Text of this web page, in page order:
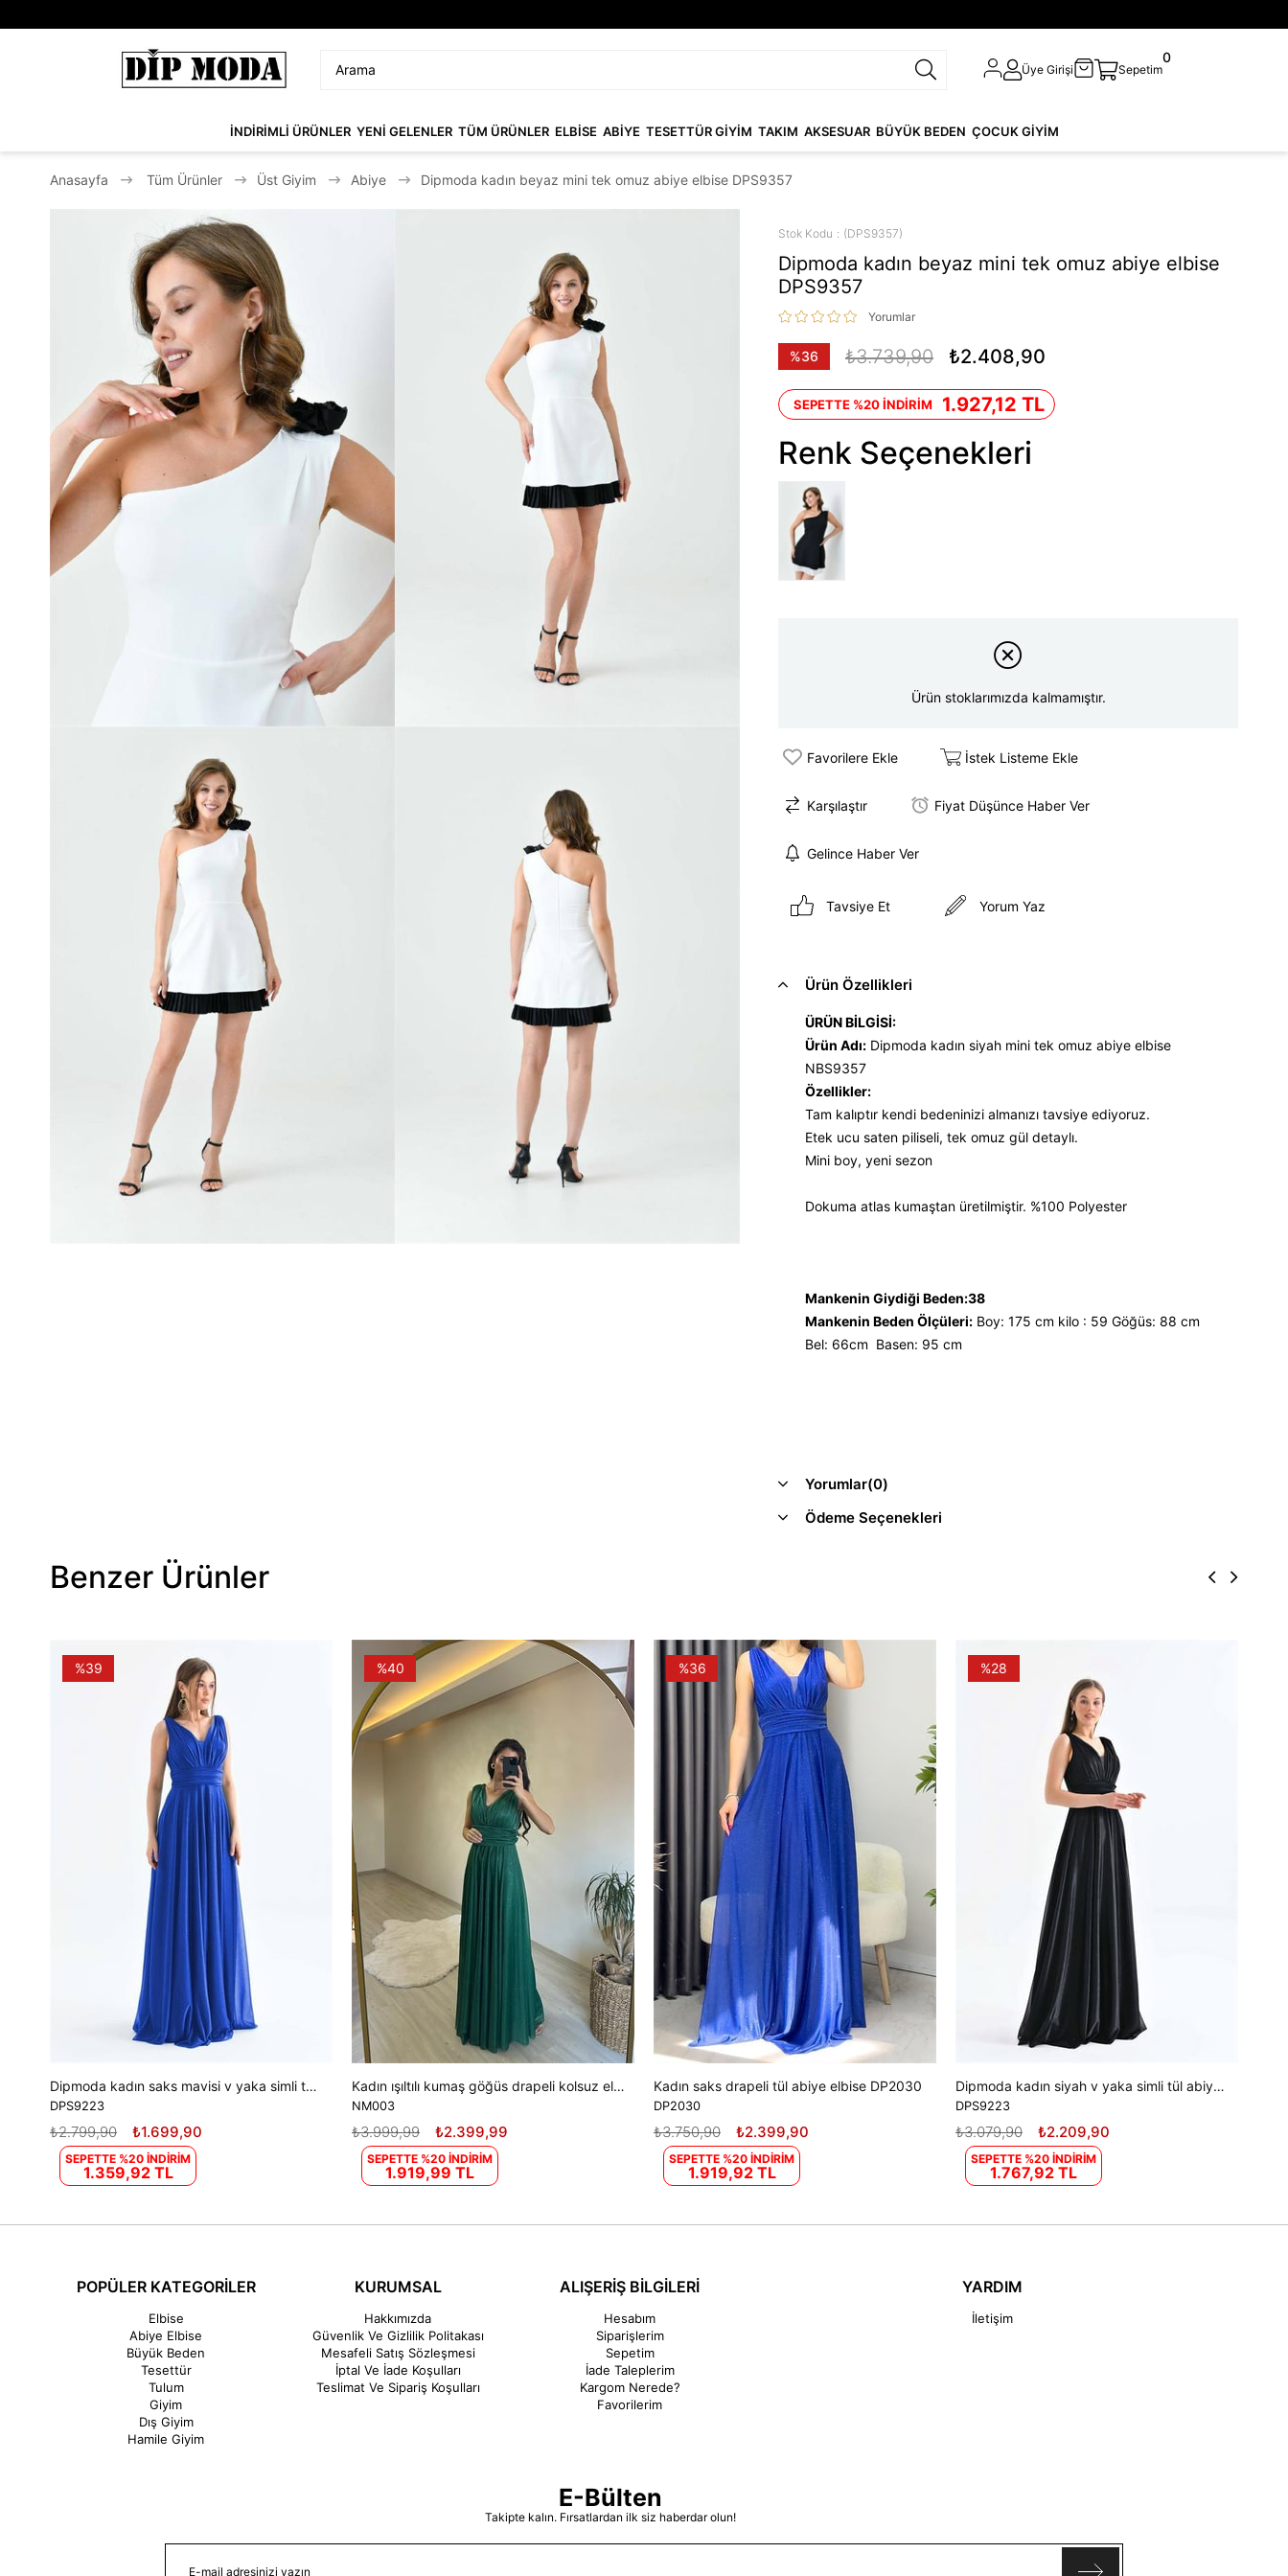
Üye Girişi Sepetim
0
İNDİRİMLİ ÜRÜNLER YENİ GELENLER TÜM ÜRÜNLER ELBİSE ABİYE TESETTÜR GİYİM TAKIM AKSESUAR BÜYÜK BEDEN ÇOCUK GİYİM
Anasayfa Tüm Ürünler Üst Giyim Abiye Dipmoda kadın beyaz mini tek omuz abiye elbise DPS9357
Stok Kodu (DPS9357)
Dipmoda kadın beyaz mini tek omuz abiye elbise
DPS9357
Yorumlar
%36
₺3.739,90 ₺2.408,90
SEPETTE %20 İNDİRİM 1.927,12 TL
Renk Seçenekleri
Ürün stoklarımızda kalmamıştır.
Favorilere Ekle İstek Listeme Ekle
Karşılaştır Fiyat Düşünce Haber Ver
Gelince Haber Ver
Tavsiye Et Yorum Yaz
Ürün Özellikleri
ÜRÜN BİLGİSİ:
Ürün Adı: Dipmoda kadın siyah mini tek omuz abiye elbise
NBS9357
Özellikler:
Tam kalıptır kendi bedeninizi almanızı tavsiye ediyoruz.
Etek ucu saten piliseli, tek omuz gül detaylı.
Mini boy, yeni sezon
Dokuma atlas kumaştan üretilmiştir. %100 Polyester
Mankenin Giydiği Beden:38
Mankenin Beden Ölçüleri: Boy: 175 cm kilo : 59 Göğüs: 88 cm
Bel: 66cm Basen: 95 cm
Yorumlar(0)
Ödeme Seçenekleri
Benzer Ürünler
Dipmoda kadın saks mavisi v yaka simli tül abiye elbise DPS9223
DPS9223
₺1.699,90
₺2.799,90
SEPETTE %20 İNDİRİM
1.359,92 TL
%39
Kadın ışıltılı kumaş göğüs drapeli kolsuz elbise DPNM003
NM003
₺2.399,99
₺3.999,99
SEPETTE %20 İNDİRİM
1.919,99 TL
%40
Kadın saks drapeli tül abiye elbise DP2030
DP2030
₺2.399,90
₺3.750,90
SEPETTE %20 İNDİRİM
1.919,92 TL
%36
Dipmoda kadın siyah v yaka simli tül abiye elbise DPS9223
DPS9223
₺2.209,90
₺3.079,90
SEPETTE %20 İNDİRİM
1.767,92 TL
%28
POPÜLER KATEGORİLER
Elbise
Abiye Elbise
Büyük Beden
Tesettür
Tulum
Giyim
Dış Giyim
Hamile Giyim
KURUMSAL
Hakkımızda
Güvenlik Ve Gizlilik Politakası
Mesafeli Satış Sözleşmesi
İptal Ve İade Koşulları
Teslimat Ve Sipariş Koşulları
ALIŞERİŞ BİLGİLERİ
Hesabım
Siparişlerim
Sepetim
İade Taleplerim
Kargom Nerede?
Favorilerim
YARDIM
İletişim
E-Bülten
Takipte kalın. Fırsatlardan ilk siz haberdar olun!